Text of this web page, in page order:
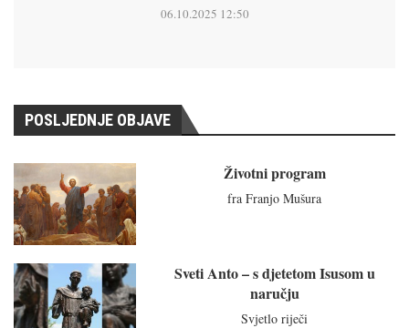
06.10.2025 12:50
POSLJEDNJE OBJAVE
Životni program
fra Franjo Mušura
Sveti Anto – s djetetom Isusom u
naručju
Svjetlo riječi